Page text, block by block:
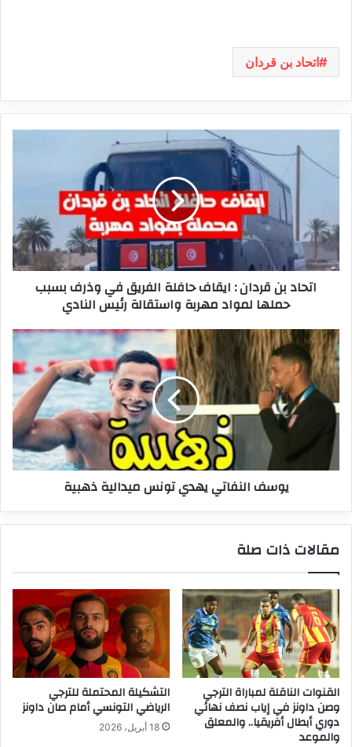
اتحاد بن قردان
قردان
حافلة
الفريق
في
وذرف
بسبب
مهربة
واستقالة
رئيس
النادي
اتحاد بن قردان : ايقاف حافلة الفريق في وذرف بسبب
حملها لمواد مهربة واستقالة رئيس النادي
يوسف
النفاتي
يهدي
تونس
ميدالية
ذهبية
يوسف النفاتي يهدي تونس ميدالية ذهبية
مقالات ذات صلة
القنوات الناقلة لمباراة الترجي
وصن داونز في إياب نصف نهائي
دوري أبطال أفريقيا.. والمعلق
والموعد
التشكيلة المحتملة للترجي
الرياضي التونسي أمام صان داونز
18 أبريل، 2026